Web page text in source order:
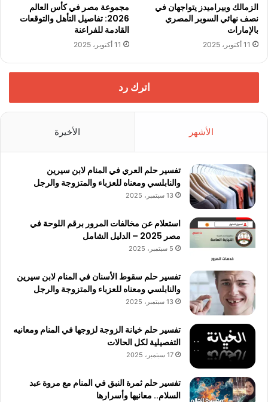
الزمالك وبيراميدز يتواجهان في
نصف نهائي السوبر المصري
بالإمارات
11 أكتوبر، 2025
مجموعة مصر في كأس العالم
2026: تفاصيل التأهل والتوقعات
القادمة للفراعنة
11 أكتوبر، 2025
اترك رد
الأشهر الأخيرة
تفسير حلم العري في المنام لابن سيرين
والنابلسي ومعناه للعزباء والمتزوجة والرجل
13 سبتمبر، 2025
استعلام عن مخالفات المرور برقم اللوحة في
مصر 2025 – الدليل الشامل
5 سبتمبر، 2025
تفسير حلم سقوط الأسنان في المنام لابن سيرين
والنابلسي ومعناه للعزباء والمتزوجة والرجل
13 سبتمبر، 2025
تفسير حلم خيانة الزوجة لزوجها في المنام ومعانيه
التفصيلية لكل الحالات
17 سبتمبر، 2025
تفسير حلم ثمرة النبق في المنام مع مروة عبد
السلام.. معانيها وأسرارها